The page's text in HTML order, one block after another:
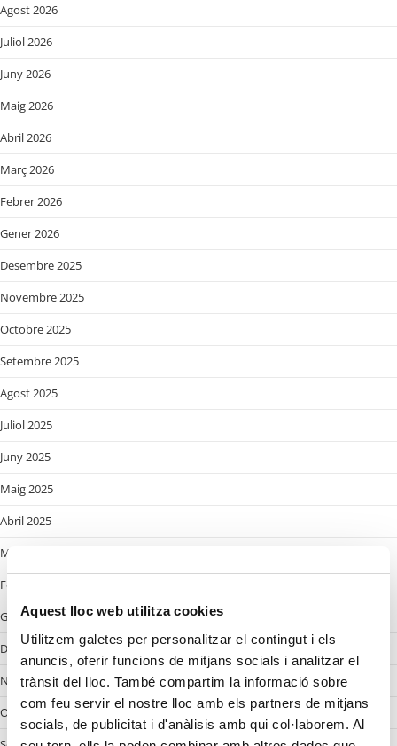
Aquest lloc web utilitza cookies
Utilitzem galetes per personalitzar el contingut i els
anuncis, oferir funcions de mitjans socials i analitzar el
trànsit del lloc. També compartim la informació sobre
com feu servir el nostre lloc amb els partners de mitjans
socials, de publicitat i d'anàlisis amb qui col·laborem. Al
Agost 2026
Juliol 2026
Juny 2026
Maig 2026
Abril 2026
Març 2026
Febrer 2026
Gener 2026
Desembre 2025
Novembre 2025
Octobre 2025
Setembre 2025
Agost 2025
Juliol 2025
Juny 2025
Maig 2025
Abril 2025
Març 2025
Febrer 2025
Gener 2025
Desembre 2024
Novembre 2024
Octobre 2024